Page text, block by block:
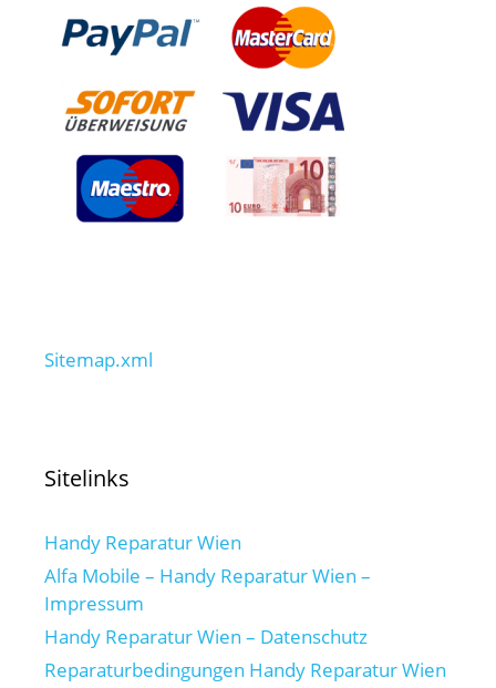
Sitemap.xml
Sitelinks
Handy Reparatur Wien
Alfa Mobile – Handy Reparatur Wien –
Impressum
Handy Reparatur Wien – Datenschutz
Reparaturbedingungen Handy Reparatur Wien